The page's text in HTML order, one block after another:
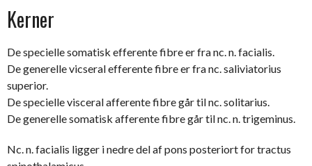
Kerner
De specielle somatisk efferente fibre er fra nc. n. facialis.
De generelle vicseral efferente fibre er fra nc. saliviatorius
superior.
De specielle visceral afferente fibre går til nc. solitarius.
De generelle somatisk afferente fibre går til nc. n. trigeminus.
Nc. n. facialis ligger i nedre del af pons posteriort for tractus